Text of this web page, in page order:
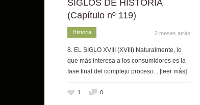
SIGLOS DE HISTORIA
(Capítulo nº 119)
Historia 2 meses atrás
8. EL SIGLO XVIII (XVIII) Naturalmente, lo
que más interesa a los consumidores es la
fase final del complejo proceso... [leer más]
1 0